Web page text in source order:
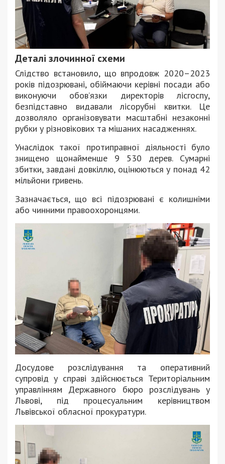
Деталі злочинної схеми
Слідство встановило, що впродовж 2020–2023
років підозрювані, обіймаючи керівні посади або
виконуючи обов’язки директорів лісгоспу,
безпідставно видавали лісорубні квитки. Це
дозволяло організовувати масштабні незаконні
рубки у різновікових та мішаних насадженнях.
Унаслідок такої протиправної діяльності було
знищено щонайменше 9 530 дерев. Сумарні
збитки, завдані довкіллю, оцінюються у понад 42
мільйони гривень.
Зазначається, що всі підозрювані є колишніми
або чинними правоохоронцями.
Досудове розслідування та оперативний
супровід у справі здійснюється Територіальним
управлінням Державного бюро розслідувань у
Львові, під процесуальним керівництвом
Львівської обласної прокуратури.